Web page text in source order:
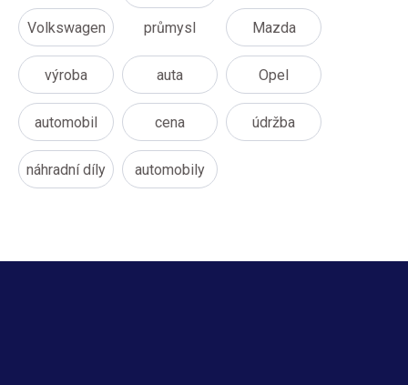
Volkswagen průmysl Mazda
výroba auta Opel
automobil cena údržba
náhradní díly automobily